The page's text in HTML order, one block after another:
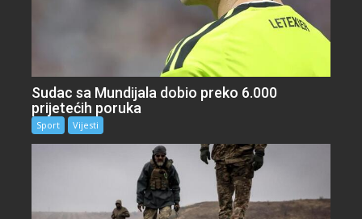
Sudac sa Mundijala dobio preko 6.000
prijetećih poruka
Sport Vijesti